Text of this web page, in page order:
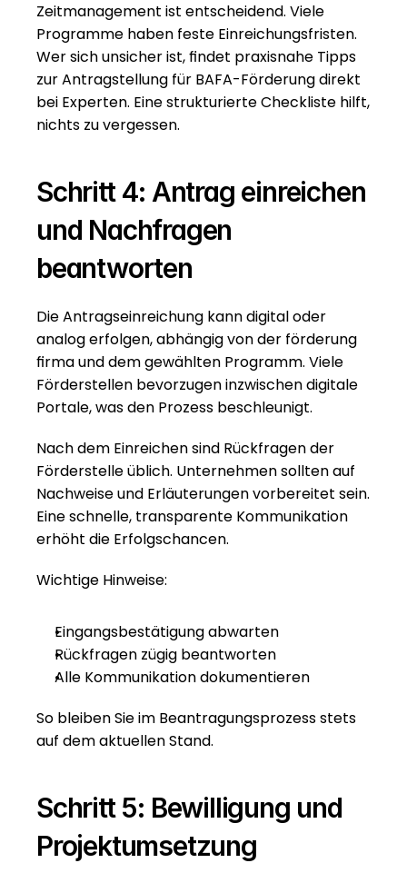
Zeitmanagement ist entscheidend. Viele
Programme haben feste Einreichungsfristen.
Wer sich unsicher ist, findet praxisnahe Tipps
zur Antragstellung für BAFA-Förderung direkt
bei Experten. Eine strukturierte Checkliste hilft,
nichts zu vergessen.
Schritt 4: Antrag einreichen
und Nachfragen
beantworten
Die Antragseinreichung kann digital oder
analog erfolgen, abhängig von der förderung
firma und dem gewählten Programm. Viele
Förderstellen bevorzugen inzwischen digitale
Portale, was den Prozess beschleunigt.
Nach dem Einreichen sind Rückfragen der
Förderstelle üblich. Unternehmen sollten auf
Nachweise und Erläuterungen vorbereitet sein.
Eine schnelle, transparente Kommunikation
erhöht die Erfolgschancen.
Wichtige Hinweise:
Eingangsbestätigung abwarten
Rückfragen zügig beantworten
Alle Kommunikation dokumentieren
So bleiben Sie im Beantragungsprozess stets
auf dem aktuellen Stand.
Schritt 5: Bewilligung und
Projektumsetzung